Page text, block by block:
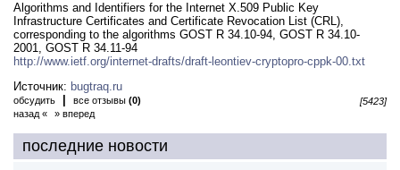
Algorithms and Identifiers for the Internet X.509 Public Key
Infrastructure Certificates and Certificate Revocation List (CRL),
corresponding to the algorithms GOST R 34.10-94, GOST R 34.10-
2001, GOST R 34.11-94
http://www.ietf.org/internet-drafts/draft-leontiev-cryptopro-cppk-00.txt
Источник: bugtraq.ru
обсудить все отзывы (0)
[5423]
назад «
» вперед
последние новости